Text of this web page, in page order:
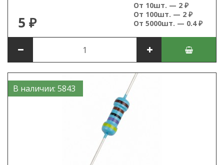
5 ₽
От 10шт. — 2 ₽
От 100шт. — 2 ₽
От 5000шт. — 0.4 ₽
В наличии: 5843